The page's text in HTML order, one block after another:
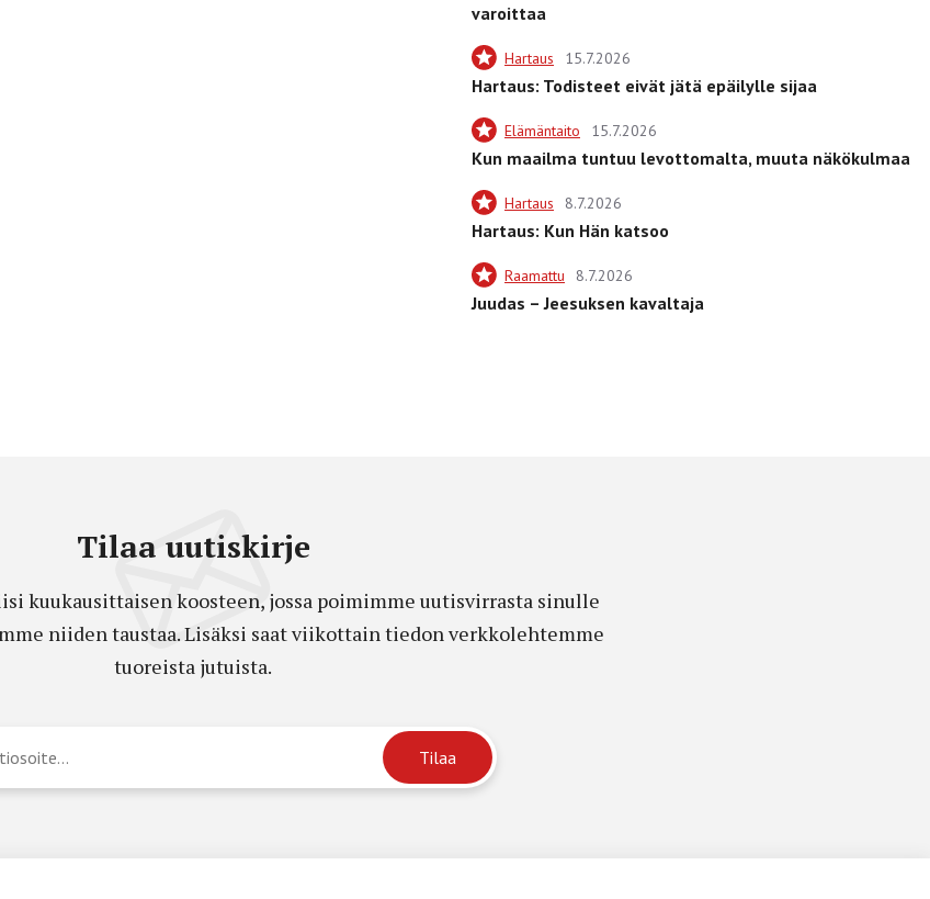
varoittaa
Hartaus 15.7.2026
Hartaus: Todisteet eivät jätä epäilylle sijaa
Elämäntaito 15.7.2026
Kun maailma tuntuu levottomalta, muuta näkökulmaa
Hartaus 8.7.2026
Hartaus: Kun Hän katsoo
Raamattu 8.7.2026
Juudas – Jeesuksen kavaltaja
Tilaa uutiskirje
kuukausittaisen koosteen, jossa poimimme uutisvirrasta sinulle
niiden taustaa. Lisäksi saat viikottain tiedon verkkolehtemme
tuoreista jutuista.